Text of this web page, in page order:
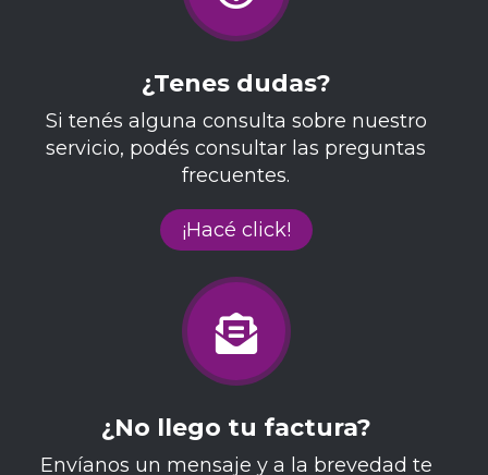
¿Tenes dudas?
Si tenés alguna consulta sobre nuestro
servicio, podés consultar las preguntas
frecuentes.
¡Hacé click!
¿No llego tu factura?
Envíanos un mensaje y a la brevedad te